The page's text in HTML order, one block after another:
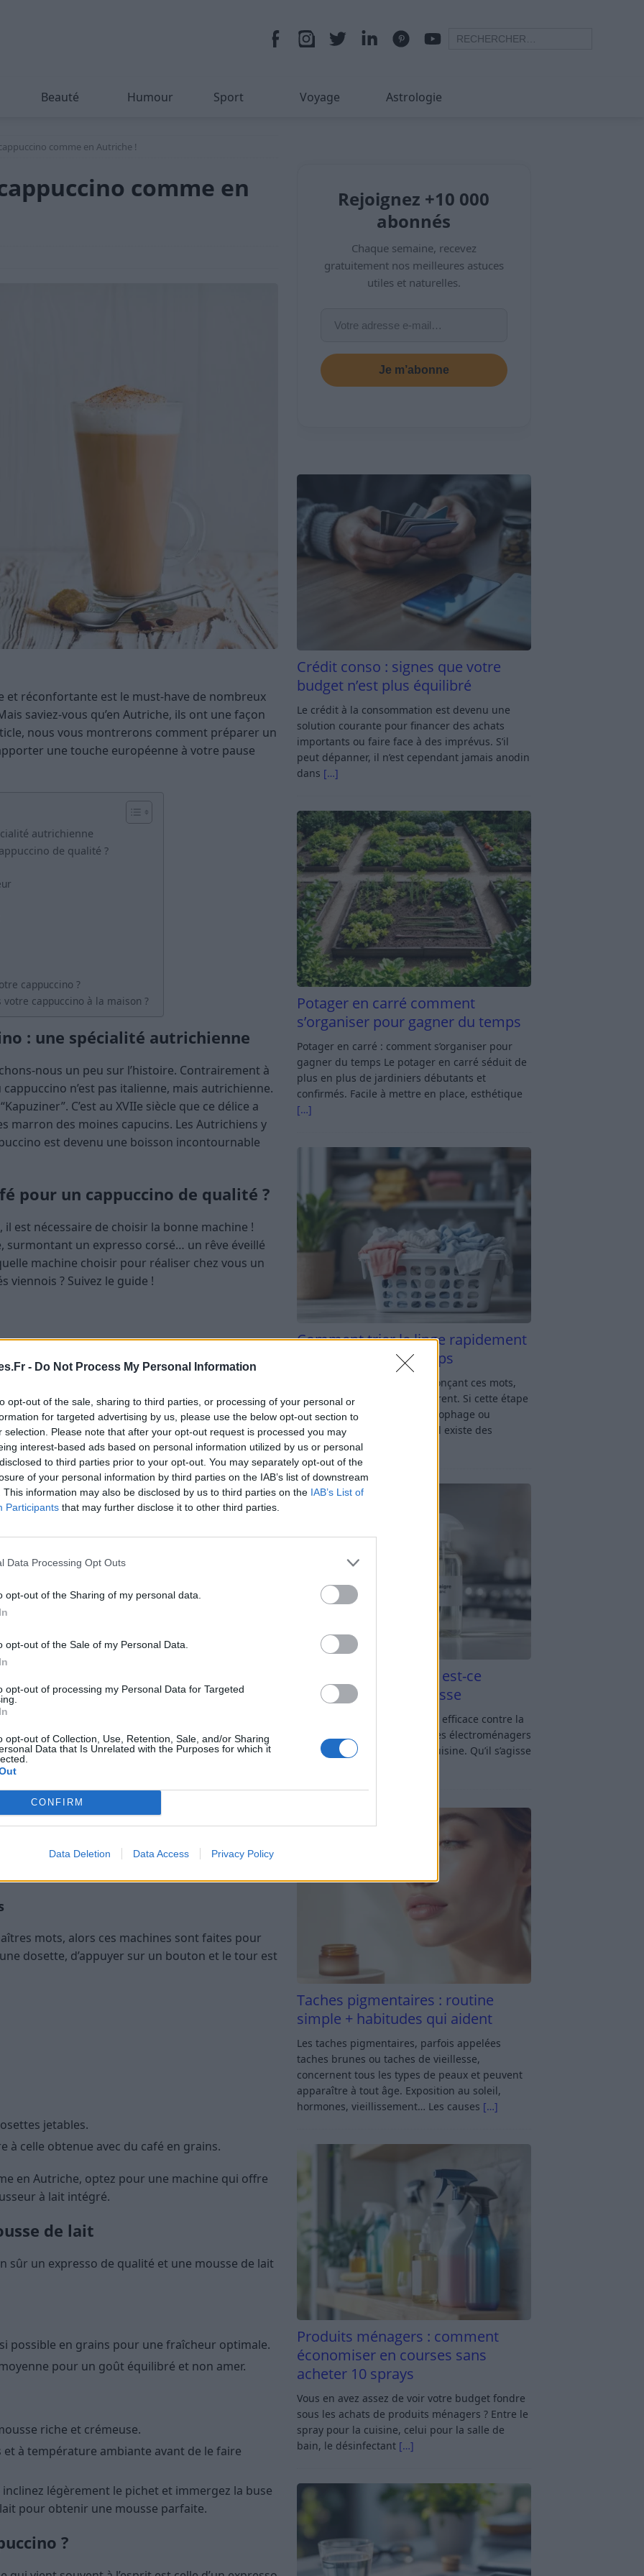
- Do Not Process My Personal Information
opt-out of the sale, sharing to third parties, or processing of your personal or
for targeted advertising by us, please use the below opt-out section to
selection. Please note that after your opt-out request is processed you may
interest-based ads based on personal information utilized by us or personal
to third parties prior to your opt-out. You may separately opt-out of the
of your personal information by third parties on the IAB’s list of downstream
This information may also be disclosed by us to third parties on the IAB’s List of
Participants that may further disclose it to other third parties.
Data Processing Opt Outs
opt-out of the Sharing of my personal data.
opt-out of the Sale of my Personal Data.
opt-out of processing my Personal Data for Targeted
opt-out of Collection, Use, Retention, Sale, and/or Sharing
Data that Is Unrelated with the Purposes for which it
CONFIRM
Data Deletion Data Access Privacy Policy
Beauté Humour Sport Voyage Astrologie
comme en Autriche !
comme en
et réconfortante est le must-have de nombreux
saviez-vous qu’en Autriche, ils ont une façon
nous vous montrerons comment préparer un
une touche européenne à votre pause
autrichienne
de qualité ?
cappuccino ?
cappuccino à la maison ?
: une spécialité autrichienne
nous un peu sur l’histoire. Contrairement à
n’est pas italienne, mais autrichienne.
C’est au XVIIe siècle que ce délice a
marron des moines capucins. Les Autrichiens y
est devenu une boisson incontournable
pour un cappuccino de qualité ?
est nécessaire de choisir la bonne machine !
surmontant un expresso corsé… un rêve éveillé
machine choisir pour réaliser chez vous un
viennois ? Suivez le guide !
ces machines sont incontournables. Elles
étape, du dosage du café à la température de
votre café.
consistance sur mesure.
maîtriser toutes les subtilités.
de
Vous obtenez un café fraîchement
machines intègrent une fonction pour
un café parfait.
pour une fraîcheur optimale.
machines manuelles.
de travail.
mots, alors ces machines sont faites pour
dosette, d’appuyer sur un bouton et le tour est
jetables.
à celle obtenue avec du café en grains.
en Autriche, optez pour une machine qui offre
à lait intégré.
de lait
sûr un expresso de qualité et une mousse de lait
possible en grains pour une fraîcheur optimale.
pour un goût équilibré et non amer.
riche et crémeuse.
à température ambiante avant de le faire
légèrement le pichet et immergez la buse
pour obtenir une mousse parfaite.
?
Rejoignez +10 000
abonnés
Chaque semaine, recevez
gratuitement nos meilleures astuces
utiles et naturelles.
Je m’abonne
Crédit conso : signes que votre
budget n’est plus équilibré
Le crédit à la consommation est devenu une
solution courante pour financer des achats
importants ou faire face à des imprévus. S’il
peut dépanner, il n’est cependant jamais anodin
dans […]
Potager en carré comment
s’organiser pour gagner du temps
Potager en carré : comment s’organiser pour
gagner du temps Le potager en carré séduit de
plus en plus de jardiniers débutants et
confirmés. Facile à mettre en place, esthétique
[…]
Comment trier le linge rapidement
sans y passer du temps
Tri du linge : rien qu’en prononçant ces mots,
beaucoup d’entre nous soupirent. Si cette étape
du lavage vous semble chronophage ou
compliquée, rassurez-vous : il existe des
astuces simples
Vinaigre blanc et four est-ce
efficace contre la graisse
Vinaigre blanc et four : est-ce efficace contre la
graisse ? Le four fait partie des électroménagers
les plus sollicités dans une cuisine. Qu’il s’agisse
Taches pigmentaires : routine
simple + habitudes qui aident
Les taches pigmentaires, parfois appelées
taches brunes ou taches de vieillesse,
concernent tous les types de peaux et peuvent
apparaître à tout âge. Exposition au soleil,
hormones, vieillissement… Les causes […]
Produits ménagers : comment
économiser en courses sans
acheter 10 sprays
Vous en avez assez de voir votre budget fondre
sous les achats de produits ménagers ? Entre le
spray pour la cuisine, celui pour la salle de
bain, le désinfectant […]